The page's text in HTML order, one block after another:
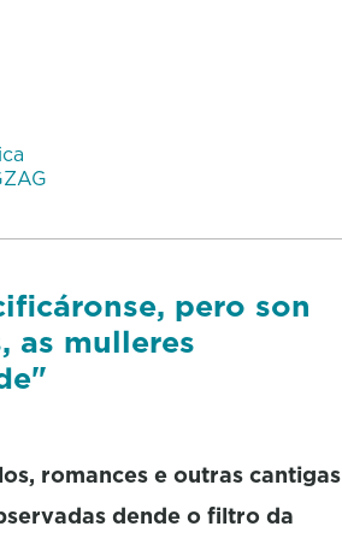
pero son
as mulleres
romances e outras cantigas
dende o filtro da